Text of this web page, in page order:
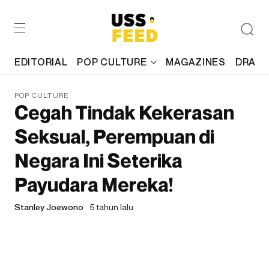
EDITORIAL POP CULTURE MAGAZINES
POP CULTURE
Cegah Tindak Kekerasan
Seksual, Perempuan di
Negara Ini Seterika
Payudara Mereka!
Stanley Joewono 5 tahun lalu